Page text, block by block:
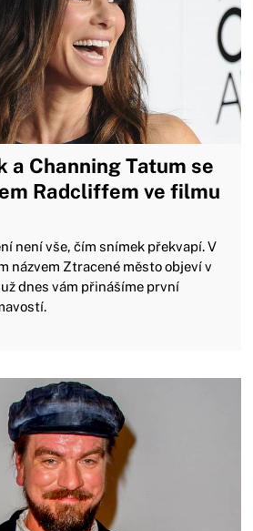
a Channing Tatum se
Radcliffem ve filmu
není vše, čím snímek překvapí. V
názvem Ztracené město objeví v
dnes vám přinášíme první